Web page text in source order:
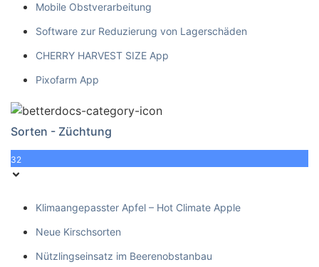
Mobile Obstverarbeitung
Software zur Reduzierung von Lagerschäden
CHERRY HARVEST SIZE App
Pixofarm App
Sorten - Züchtung
32
Klimaangepasster Apfel – Hot Climate Apple
Neue Kirschsorten
Nützlingseinsatz im Beerenobstanbau